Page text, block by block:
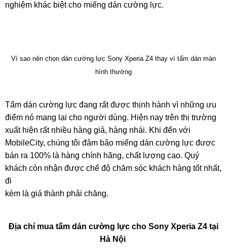
nghiệm khác biệt cho miếng dán cường lực.
Vì sao nên chọn dán cường lực Sony Xperia Z4 thay vì tấm dán màn
hình thường
Tấm dán cường lực đang rất được thịnh hành vì những ưu
điểm nó mang lại cho người dùng. Hiện nay trên thị trường
xuất hiện rất nhiều hàng giả, hàng nhái. Khi đến với
MobileCity, chúng tôi đảm bảo miếng dán cường lực được
bán ra 100% là hàng chính hãng, chất lượng cao. Quý
khách còn nhận được chế độ chăm sóc khách hàng tốt nhất,
đi
kèm là giá thành phải chăng.
Địa chỉ mua tấm dán cường lực cho Sony Xperia Z4 tại
Hà Nội